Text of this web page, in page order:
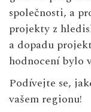
společnosti, a
projekty z
a dopadu
hodnocení bylo
Podívejte se,
vašem regionu!